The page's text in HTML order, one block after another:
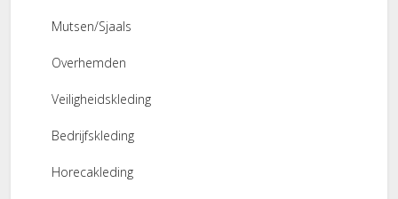
Mutsen/Sjaals
Overhemden
Veiligheidskleding
Bedrijfskleding
Horecakleding